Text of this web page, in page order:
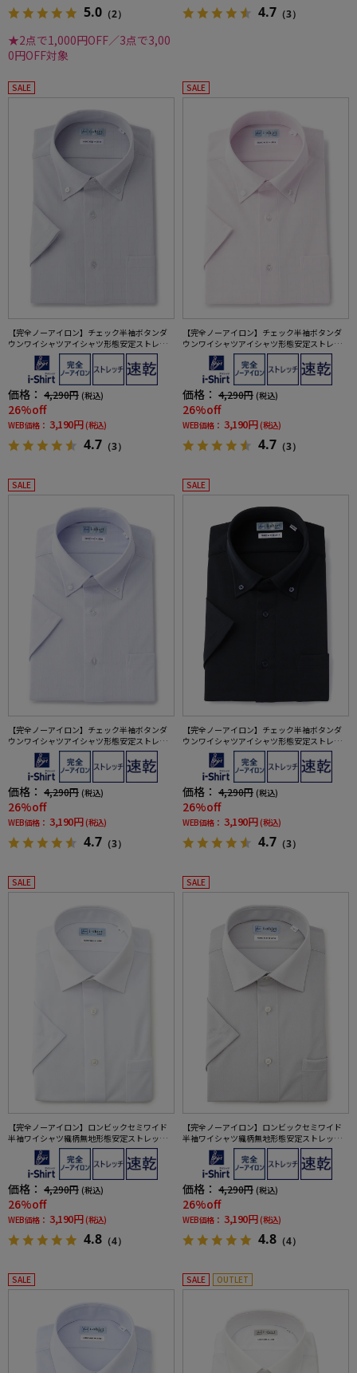
5.0 （2）
★2点で1,000円OFF／3点で3,00
0円OFF対象
4.7 （3）
SALE
【完全ノーアイロン】チェック半袖ボタンダ
ウンワイシャツアイシャツ形態安定ストレッ
チ吸水速乾春夏
価格： 4,290円 (税込)
26%off
WEB価格： 3,190円 (税込)
4.7 （3）
SALE
【完全ノーアイロン】チェック半袖ボタンダ
ウンワイシャツアイシャツ形態安定ストレッ
チ吸水速乾春夏
価格： 4,290円 (税込)
26%off
WEB価格： 3,190円 (税込)
4.7 （3）
SALE
【完全ノーアイロン】チェック半袖ボタンダ
ウンワイシャツアイシャツ形態安定ストレッ
チ吸水速乾春夏
価格： 4,290円 (税込)
26%off
WEB価格： 3,190円 (税込)
4.7 （3）
SALE
【完全ノーアイロン】チェック半袖ボタンダ
ウンワイシャツアイシャツ形態安定ストレッ
チ吸水速乾春夏
価格： 4,290円 (税込)
26%off
WEB価格： 3,190円 (税込)
4.7 （3）
SALE
【完全ノーアイロン】ロンビックセミワイド
半袖ワイシャツ織柄無地形態安定ストレッチ
吸汗速乾ワイシャツ春夏
価格： 4,290円 (税込)
26%off
WEB価格： 3,190円 (税込)
4.8 （4）
SALE
【完全ノーアイロン】ロンビックセミワイド
半袖ワイシャツ織柄無地形態安定ストレッチ
吸汗速乾ワイシャツ春夏
価格： 4,290円 (税込)
26%off
WEB価格： 3,190円 (税込)
4.8 （4）
SALE SALE OUTLET